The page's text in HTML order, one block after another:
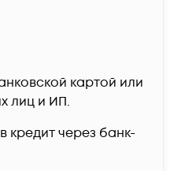
картой или
лиц и ИП.
кредит через банк-